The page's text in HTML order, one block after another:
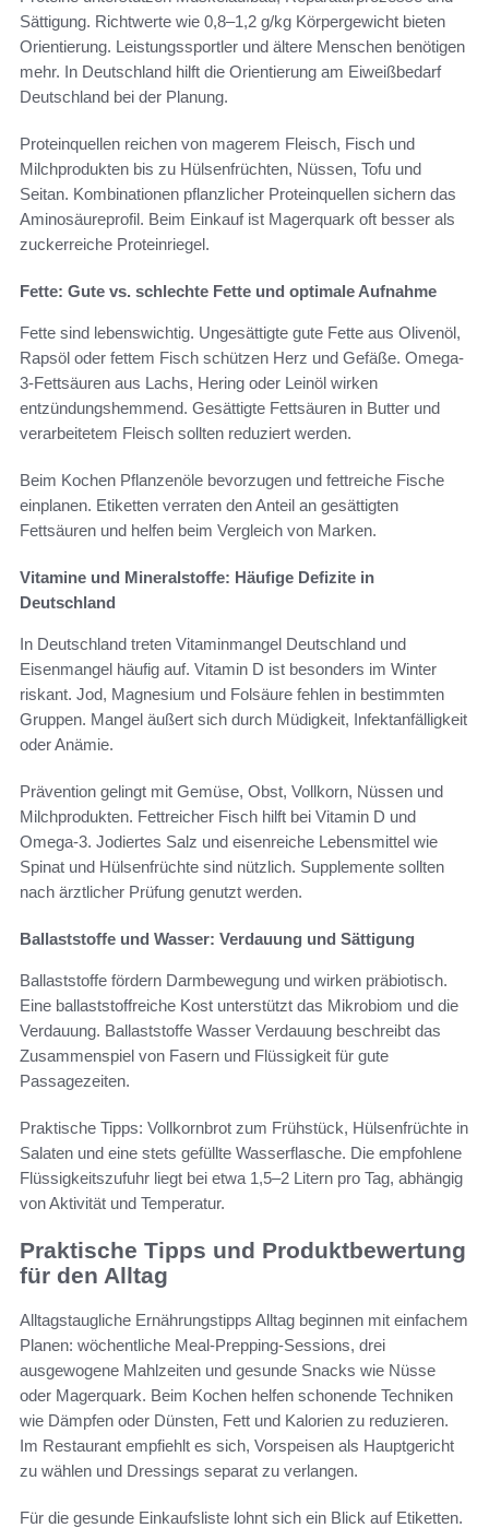
Sättigung. Richtwerte wie 0,8–1,2 g/kg Körpergewicht bieten
Orientierung. Leistungssportler und ältere Menschen benötigen
mehr. In Deutschland hilft die Orientierung am Eiweißbedarf
Deutschland bei der Planung.
Proteinquellen reichen von magerem Fleisch, Fisch und
Milchprodukten bis zu Hülsenfrüchten, Nüssen, Tofu und
Seitan. Kombinationen pflanzlicher Proteinquellen sichern das
Aminosäureprofil. Beim Einkauf ist Magerquark oft besser als
zuckerreiche Proteinriegel.
Fette: Gute vs. schlechte Fette und optimale Aufnahme
Fette sind lebenswichtig. Ungesättigte gute Fette aus Olivenöl,
Rapsöl oder fettem Fisch schützen Herz und Gefäße. Omega-
3-Fettsäuren aus Lachs, Hering oder Leinöl wirken
entzündungshemmend. Gesättigte Fettsäuren in Butter und
verarbeitetem Fleisch sollten reduziert werden.
Beim Kochen Pflanzenöle bevorzugen und fettreiche Fische
einplanen. Etiketten verraten den Anteil an gesättigten
Fettsäuren und helfen beim Vergleich von Marken.
Vitamine und Mineralstoffe: Häufige Defizite in
Deutschland
In Deutschland treten Vitaminmangel Deutschland und
Eisenmangel häufig auf. Vitamin D ist besonders im Winter
riskant. Jod, Magnesium und Folsäure fehlen in bestimmten
Gruppen. Mangel äußert sich durch Müdigkeit, Infektanfälligkeit
oder Anämie.
Prävention gelingt mit Gemüse, Obst, Vollkorn, Nüssen und
Milchprodukten. Fettreicher Fisch hilft bei Vitamin D und
Omega-3. Jodiertes Salz und eisenreiche Lebensmittel wie
Spinat und Hülsenfrüchte sind nützlich. Supplemente sollten
nach ärztlicher Prüfung genutzt werden.
Ballaststoffe und Wasser: Verdauung und Sättigung
Ballaststoffe fördern Darmbewegung und wirken präbiotisch.
Eine ballaststoffreiche Kost unterstützt das Mikrobiom und die
Verdauung. Ballaststoffe Wasser Verdauung beschreibt das
Zusammenspiel von Fasern und Flüssigkeit für gute
Passagezeiten.
Praktische Tipps: Vollkornbrot zum Frühstück, Hülsenfrüchte in
Salaten und eine stets gefüllte Wasserflasche. Die empfohlene
Flüssigkeitszufuhr liegt bei etwa 1,5–2 Litern pro Tag, abhängig
von Aktivität und Temperatur.
Praktische Tipps und Produktbewertung
für den Alltag
Alltagstaugliche Ernährungstipps Alltag beginnen mit einfachem
Planen: wöchentliche Meal-Prepping-Sessions, drei
ausgewogene Mahlzeiten und gesunde Snacks wie Nüsse
oder Magerquark. Beim Kochen helfen schonende Techniken
wie Dämpfen oder Dünsten, Fett und Kalorien zu reduzieren.
Im Restaurant empfiehlt es sich, Vorspeisen als Hauptgericht
zu wählen und Dressings separat zu verlangen.
Für die gesunde Einkaufsliste lohnt sich ein Blick auf Etiketten.